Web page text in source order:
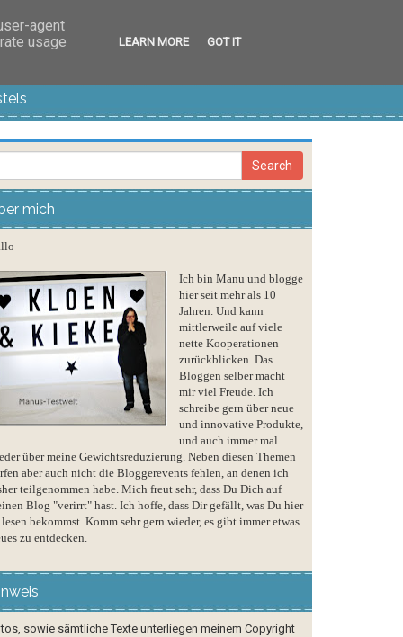
mich
Ich bin Manu und blogge
hier seit mehr als 10
Jahren. Und kann
mittlerweile auf viele
nette Kooperationen
zurückblicken. Das
Bloggen selber macht
mir viel Freude. Ich
schreibe gern über neue
und innovative Produkte,
und auch immer mal
über meine Gewichtsreduzierung. Neben diesen Themen
aber auch nicht die Bloggerevents fehlen, an denen ich
teilgenommen habe. Mich freut sehr, dass Du Dich auf
Blog "verirrt" hast. Ich hoffe, dass Dir gefällt, was Du hier
bekommst. Komm sehr gern wieder, es gibt immer etwas
zu entdecken.
sowie sämtliche Texte unterliegen meinem Copyright
agent
usage
LEARN MORE GOT IT